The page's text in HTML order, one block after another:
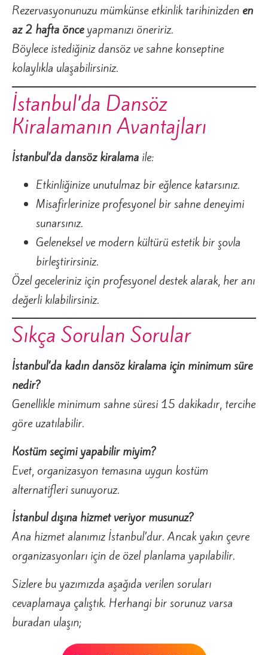
Rezervasyonunuzu mümkünse etkinlik tarihinizden en
az 2 hafta önceyapmanızı öneririz.
Böylece istediğiniz dansöz ve sahne konseptine
kolaylıkla ulaşabilirsiniz.
İstanbul’da Dansöz
Kiralamanın Avantajları
İstanbul’da dansöz kiralama ile:
Etkinliğinize unutulmaz bir eğlence katarsınız.
Misafirlerinize profesyonel bir sahne deneyimi
sunarsınız.
Geleneksel ve modern kültürü estetik bir şovla
birleştirirsiniz.
Özel geceleriniz için profesyonel destek alarak, her anı
değerli kılabilirsiniz.
Sıkça Sorulan Sorular
İstanbul’da kadın dansöz kiralama için minimum süre
nedir?
Genellikle minimum sahne süresi 15 dakikadır, tercihe
göre uzatılabilir.
Kostüm seçimi yapabilir miyim?
Evet, organizasyon temasına uygun kostüm
alternatifleri sunuyoruz.
İstanbul dışına hizmet veriyor musunuz?
Ana hizmet alanımız İstanbul’dur. Ancak yakın çevre
organizasyonları için de özel planlama yapılabilir.
Sizlere bu yazımızda aşağıda verilen soruları
cevaplamaya çalıştık. Herhangi bir sorunuz varsa
buradan ulaşın;